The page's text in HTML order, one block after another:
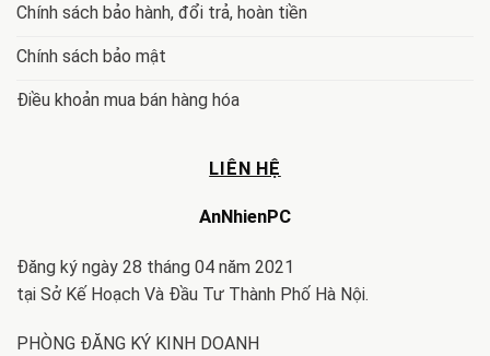
Chính sách bảo hành, đổi trả, hoàn tiền
Chính sách bảo mật
Điều khoản mua bán hàng hóa
LIÊN HỆ
AnNhienPC
Đăng ký ngày 28 tháng 04 năm 2021
tại Sở Kế Hoạch Và Đầu Tư Thành Phố Hà Nội.
PHÒNG ĐĂNG KÝ KINH DOANH